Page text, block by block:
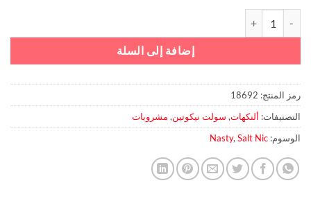
إضافة إلى السلة
رمز المنتج: 18692
التصنيفات: ألنكهات, سولت نيكوتين, مشروبات
الوسوم:
Nasty,Salt Nic